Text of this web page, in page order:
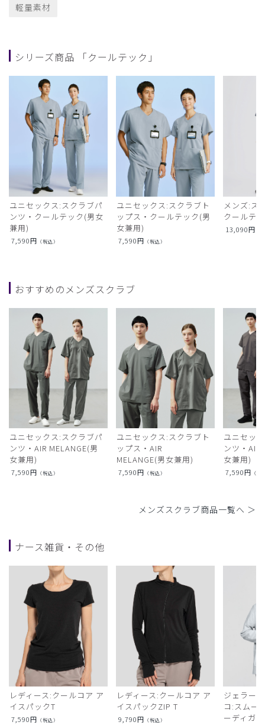
軽量素材
シリーズ商品 「クールテック」
ユニセックス:スクラブパ
ンツ・クールテック(男女
兼用)
7,590円 （税込）
ユニセックス:スクラブト
ップス・クールテック(男
女兼用)
7,590円 （税込）
メンズ:ス
クールテ
13,090円
おすすめのメンズスクラブ
ユニセックス:スクラブパ
ンツ・AIR MELANGE(男
女兼用)
7,590円 （税込）
ユニセックス:スクラブト
ップス・AIR
MELANGE(男女兼用)
7,590円 （税込）
ユニセッ
ンツ・AIR
女兼用)
7,590円 （税
メンズスクラブ商品一覧へ ＞
ナース雑貨・その他
レディース:クールコア ア
イスパックT
7,590円 （税込）
レディース:クールコア ア
イスパックZIP T
9,790円 （税込）
ジェラー
コ:スムー
ーディガン